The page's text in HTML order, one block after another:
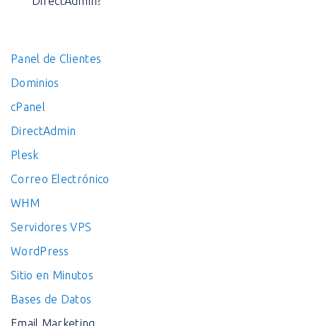
Panel de Clientes
Dominios
cPanel
DirectAdmin
Plesk
Correo Electrónico
WHM
Servidores VPS
WordPress
Sitio en Minutos
Bases de Datos
Email Marketing